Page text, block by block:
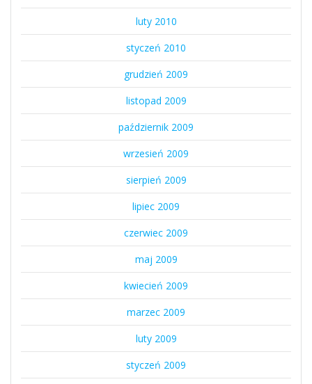
luty 2010
styczeń 2010
grudzień 2009
listopad 2009
październik 2009
wrzesień 2009
sierpień 2009
lipiec 2009
czerwiec 2009
maj 2009
kwiecień 2009
marzec 2009
luty 2009
styczeń 2009